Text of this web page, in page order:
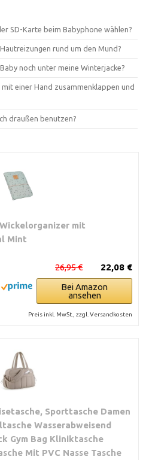
SD-Karte beim Babyphone wählen?
rund um den Mund?
noch unter meine Winterjacke?
einer Hand zusammenklappen und
draußen benutzen?
mit
Mint
22,08 €
26,95 €
Bei Amazon
ansehen
Preis inkl. MwSt., zzgl. Versandkosten
Sporttasche Damen
Wasserabweisend
Gym Bag Kliniktasche
Mit PVC Nasse Tasche